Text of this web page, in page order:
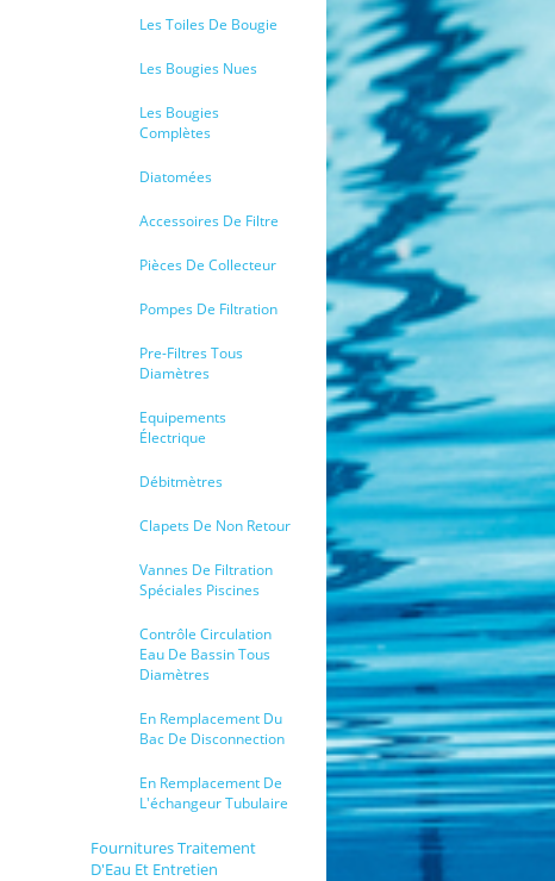
Les Toiles De Bougie
Les Bougies Nues
Les Bougies
Complètes
Diatomées
Accessoires De Filtre
Pièces De Collecteur
Pompes De Filtration
Pre-Filtres Tous
Diamètres
Equipements
Électrique
Débitmètres
Clapets De Non Retour
Vannes De Filtration
Spéciales Piscines
Contrôle Circulation
Eau De Bassin Tous
Diamètres
En Remplacement Du
Bac De Disconnection
En Remplacement De
L'échangeur Tubulaire
Fournitures Traitement
D'Eau Et Entretien